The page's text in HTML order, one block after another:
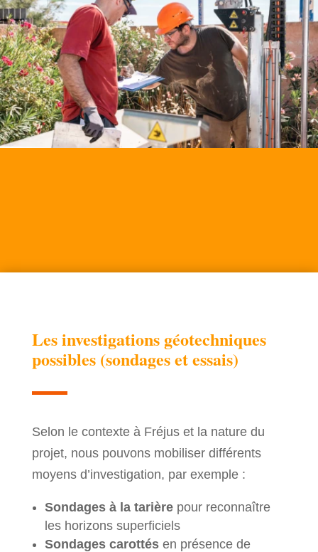
Les investigations géotechniques
possibles (sondages et essais)
Selon le contexte à Fréjus et la nature du
projet, nous pouvons mobiliser différents
moyens d’investigation, par exemple :
Sondages à la tarièrepour reconnaître
les horizons superficiels
Sondages carottésen présence de